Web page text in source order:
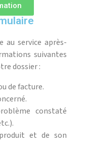
au service après-
suivantes
dossier :
de facture.
constaté
et de son